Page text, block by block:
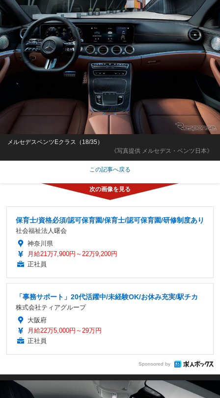
《写真提供 メルセデス・ベンツ日本》
メルセデスベンツEクラス（18/35）
この記事へ戻る
保育士/資格必須/認可保育園/保育士/認可保育園/研修制度あり
社会福祉法人曙会
神奈川県
月給21万7,900円～22万9,200円
正社員
「事務サポート」20代活躍中/未経験OK/お休み充実/駅チカ
株式会社ティアグループ
大阪府
月給22万5,000円～29万円
正社員
Sponsored by